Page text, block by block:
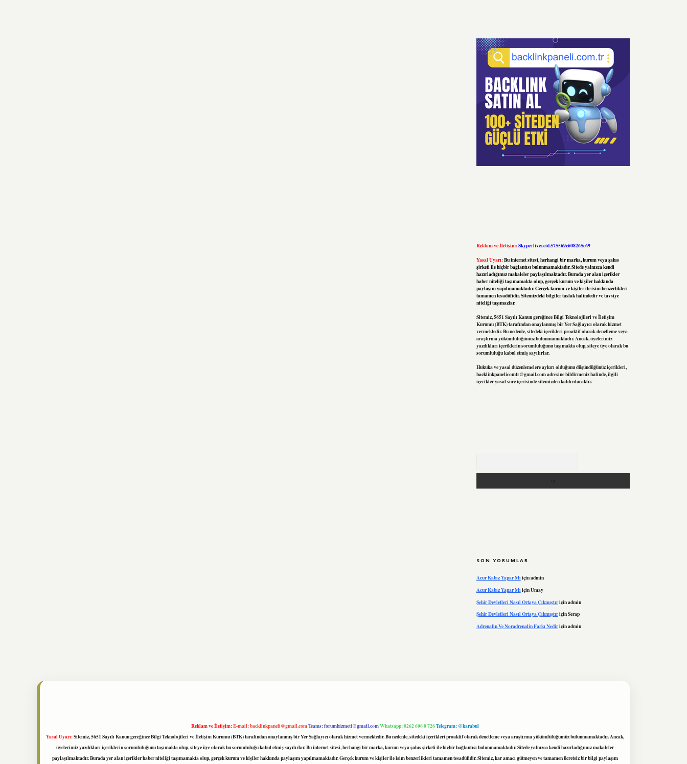
Reklam ve İletişim:Skype: live:.cid.575569c608265c69
Yasal Uyarı:Bu internet sitesi, herhangi bir marka, kurum veya şahıs
şirketi ile hiçbir bağlantısı bulunmamaktadır. Sitede yalnızca kendi
hazırladığımız makaleler paylaşılmaktadır. Burada yer alan içerikler
haber niteliği taşımamakta olup, gerçek kurum ve kişiler hakkında
paylaşım yapılmamaktadır. Gerçek kurum ve kişiler ile isim benzerlikleri
tamamen tesadüfidir. Sitemizdeki bilgiler taslak halindedir ve tavsiye
niteliği taşımazlar.
Sitemiz, 5651 Sayılı Kanun gereğince Bilgi Teknolojileri ve İletişim
Kurumu (BTK) tarafından onaylanmış bir Yer Sağlayıcı olarak hizmet
vermektedir. Bu nedenle, sitedeki içerikleri proaktif olarak denetleme veya
araştırma yükümlülüğümüz bulunmamaktadır. Ancak, üyelerimiz
yazdıkları içeriklerin sorumluluğunu taşımakta olup, siteye üye olarak bu
sorumluluğu kabul etmiş sayılırlar.
Hukuka ve yasal düzenlemelere aykırı olduğunu düşündüğünüz içerikleri,
backlinkpanelicomtr@gmail.comadresine bildirmeniz halinde, ilgili
içerikler yasal süre içerisinde sitemizden kaldırılacaktır.
SON YORUMLAR
Acur Kabız Yapar Mıiçinadmin
Acur Kabız Yapar MıiçinUmay
Şehir Devletleri Nasıl Ortaya Çıkmıştıriçinadmin
Şehir Devletleri Nasıl Ortaya ÇıkmıştıriçinSerap
Adrenalin Ve Noradrenalin Farkı Nediriçinadmin
Reklam ve İletişim:E-mail:backlinkpaneli@gmail.comTeams:forumhizmeti@gmail.comWhatsapp: 0262 606 0 726Telegram: @karabul
Yasal Uyarı:Sitemiz, 5651 Sayılı Kanun gereğince Bilgi Teknolojileri ve İletişim Kurumu (BTK) tarafından onaylanmış bir Yer Sağlayıcı olarak hizmet vermektedir. Bu nedenle, sitedeki içerikleri proaktif olarak denetleme veya araştırma yükümlülüğümüz bulunmamaktadır. Ancak,
üyelerimiz yazdıkları içeriklerin sorumluluğunu taşımakta olup, siteye üye olarak bu sorumluluğu kabul etmiş sayılırlar. Bu internet sitesi, herhangi bir marka, kurum veya şahıs şirketi ile hiçbir bağlantısı bulunmamaktadır. Sitede yalnızca kendi hazırladığımız makaleler
paylaşılmaktadır. Burada yer alan içerikler haber niteliği taşımamakta olup, gerçek kurum ve kişiler hakkında paylaşım yapılmamaktadır. Gerçek kurum ve kişiler ile isim benzerlikleri tamamen tesadüfidir. Sitemiz, kar amacı gütmeyen ve tamamen ücretsiz bir bilgi paylaşım